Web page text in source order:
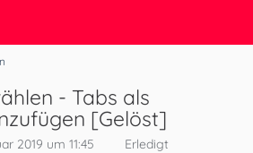
- Tabs als
[Gelöst]
2019 um 11:45 Erledigt